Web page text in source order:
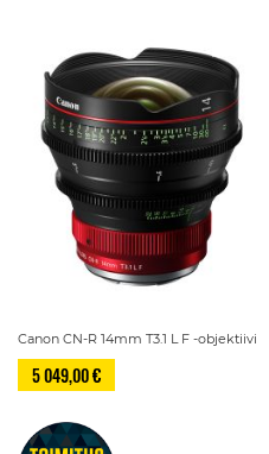
Canon CN-R 14mm T3.1 L F -objektiivi
5 049,00 €